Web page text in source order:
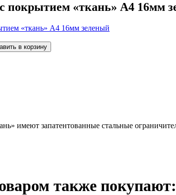
покрытием «ткань» А4 16мм
в корзину
имеют запатентованные стальные
также покупают: